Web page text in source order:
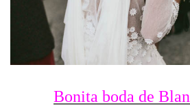
Bonita boda de